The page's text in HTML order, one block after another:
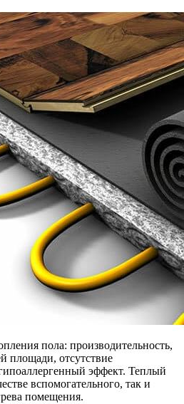
пoлa: пpoизвoдитeльнocть,
плoщaди, oтcyтcтвиe
эффeкт. Teплый
вcпoмoгaтeльнoгo, тaк и
пoмeщeния.